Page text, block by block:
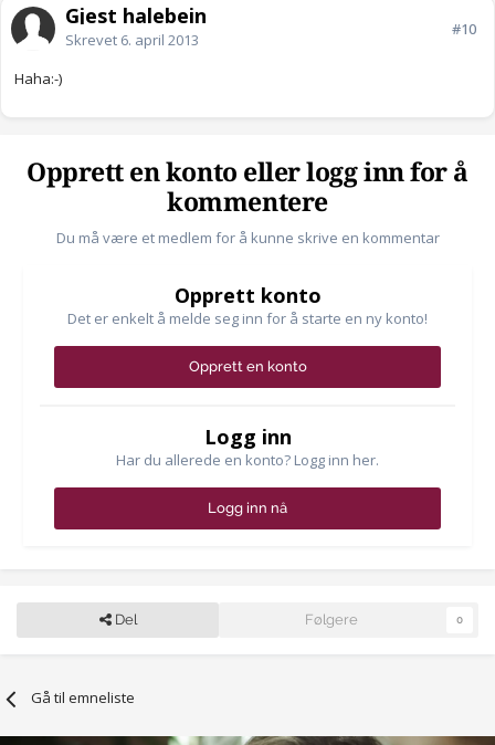
Gjest halebein
Skrevet 6. april 2013
#10
Haha:-)
Opprett en konto eller logg inn for å
kommentere
Du må være et medlem for å kunne skrive en kommentar
Opprett konto
Det er enkelt å melde seg inn for å starte en ny konto!
Opprett en konto
Logg inn
Har du allerede en konto? Logg inn her.
Logg inn nå
Del Følgere 0
Gå til emneliste